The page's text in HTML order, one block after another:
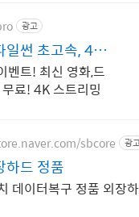
광고
일썬 초고속, 4K
벤트! 최신 영화,드
료! 4K 스트리밍
sbcore 광
하드 정품
데이터복구 정품 외장